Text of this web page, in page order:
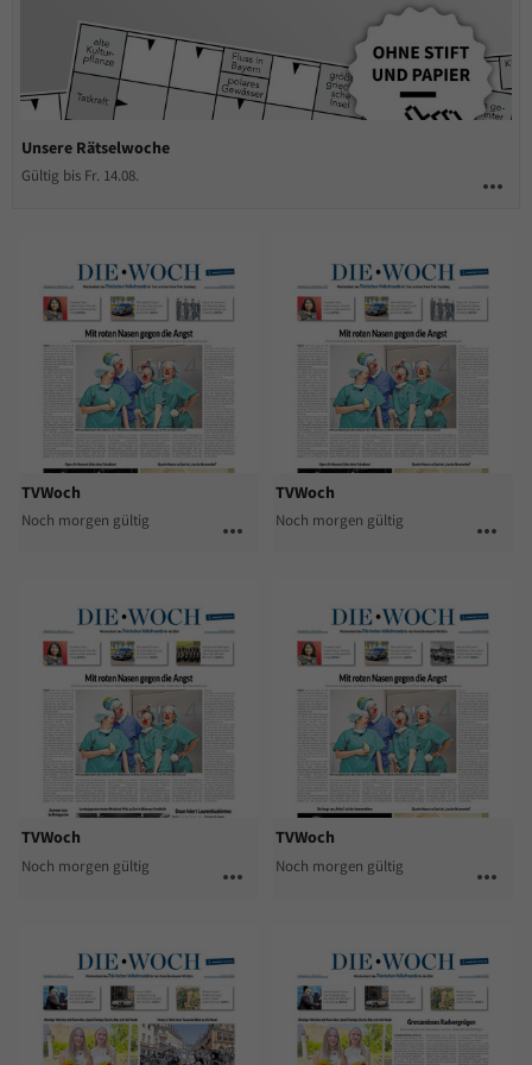
Unsere Rätselwoche
Gültig bis Fr. 14.08. more_horiz
TVWoch
Noch morgen gültig more_horiz
TVWoch
Noch morgen gültig more_horiz
TVWoch
Noch morgen gültig more_horiz
TVWoch
Noch morgen gültig more_horiz